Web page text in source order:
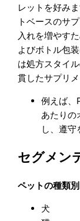
レットを好み
トベースのサ
入れを増やす
よびボトル包
は処方スタイ
貫したサプリ
例えば、
あたりの
し、遵守
セグメン
ペットの種類別
犬